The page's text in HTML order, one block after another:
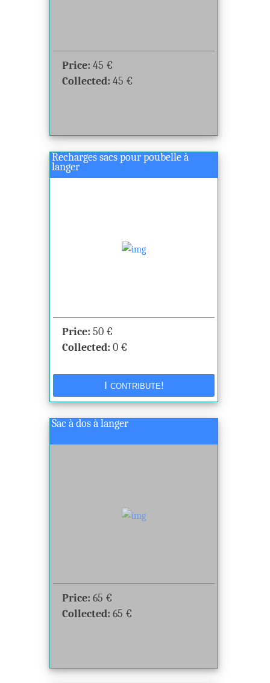
Price: 45 €
Collected: 45 €
Recharges sacs pour poubelle à
langer
Price: 50 €
Collected: 0 €
Sac à dos à langer
Price: 65 €
Collected: 65 €